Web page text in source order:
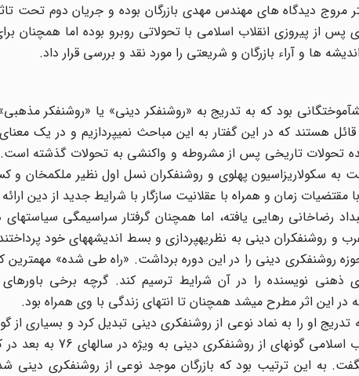
دیدگاه های مهندس مهدی بازرگان بوده و جریان دوم تحت
پس از پیروزی انقلاب اسلامی با تحولاتی روبرو بوده اما
ها و آراء بازرگان و شریعتی را مورد نقد و بررسی قرار داد.
دانشآموختگانی بود که به تدریج به «روشنفکر دینی» یا «روشنفکر
هستند که در این گفتار به این مباحث نمیپردازیم و در یک
تحولات تاریخی پس از مشروطه و واکنشی به تحولات گذشته
به سکولاریزاسیون پهلوی و روشنفکران نسل اول نظیر ملکمخان و
زمان و همراه با عقلانیت سازگار با شرایط جدید از دین
استبداد رضاخانی رهایی یافته، اما همچنان گرفتار سراسیمگی
و روشنفکران دینی به نظریهپردازی و بسط اندیشههای خود
روشنفکری دینی را در این دوره برداشت. «راه طی شده»
ذهنی نویسنده را در آن شرایط ترسیم کند. گرچه برخی باورهای
در این اثر مطرح میشد همچنان تا انتهای زندگی با وی همراه بود.
تدریج او را به نماد نوعی از روشنفکری دینی تبدیل کرد و بسیاری از
خود وامدار ساخت. در دوران پس از
به این ترتیب بود که بازرگان موجد نوعی از روشنفکری دینی